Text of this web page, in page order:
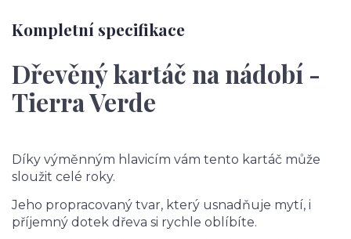
Kompletní specifikace
Dřevěný kartáč na nádobí -
Tierra Verde
Díky výměnným hlavicím vám tento kartáč může
sloužit celé roky.
Jeho propracovaný tvar, který usnadňuje mytí, i
příjemný dotek dřeva si rychle oblíbíte.